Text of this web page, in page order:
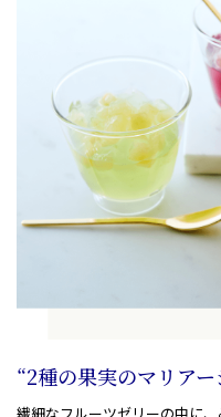
“2種の果実のマリアー